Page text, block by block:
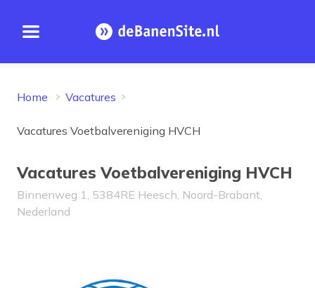
Open menu Homepage
Home Vacatures
Vacatures Voetbalvereniging HVCH
Vacatures Voetbalvereniging HVCH
Binnenweg 1, 5384RE Heesch, Noord-Brabant,
Nederland